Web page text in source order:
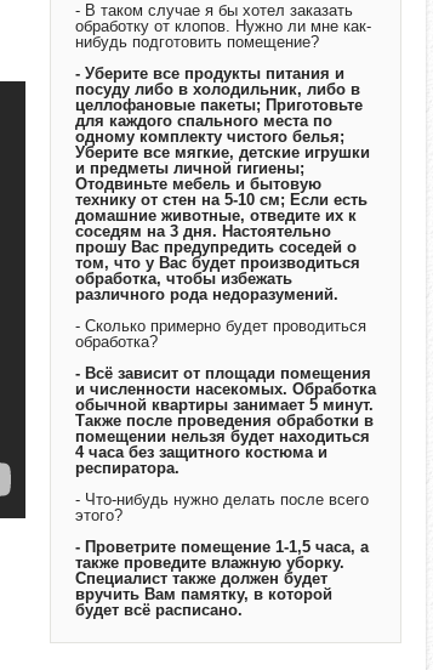
- В таком случае я бы хотел заказать
обработку от клопов. Нужно ли мне как-
нибудь подготовить помещение?
- Уберите все продукты питания и
посуду либо в холодильник, либо в
целлофановые пакеты; Приготовьте
для каждого спального места по
одному комплекту чистого белья;
Уберите все мягкие, детские игрушки
и предметы личной гигиены;
Отодвиньте мебель и бытовую
технику от стен на 5-10 см; Если есть
домашние животные, отведите их к
соседям на 3 дня. Настоятельно
прошу Вас предупредить соседей о
том, что у Вас будет производиться
обработка, чтобы избежать
различного рода недоразумений.
- Сколько примерно будет проводиться
обработка?
- Всё зависит от площади помещения
и численности насекомых. Обработка
обычной квартиры занимает 5 минут.
Также после проведения обработки в
помещении нельзя будет находиться
4 часа без защитного костюма и
респиратора.
- Что-нибудь нужно делать после всего
этого?
- Проветрите помещение 1-1,5 часа, а
также проведите влажную уборку.
Специалист также должен будет
вручить Вам памятку, в которой
будет всё расписано.